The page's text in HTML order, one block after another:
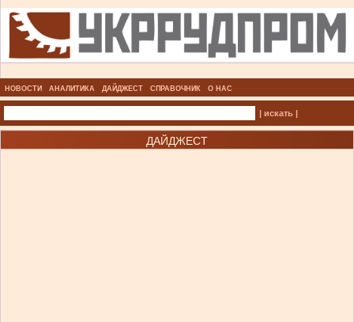
НОВОСТИ АНАЛИТИКА ДАЙДЖЕСТ СПРАВОЧНИК О НАС
| искать |
ДАЙДЖЕСТ